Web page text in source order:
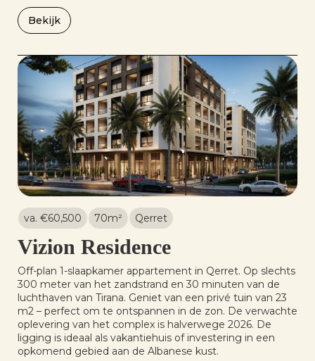
Bekijk
va. €60,500 70m² Qerret
Vizion Residence
Off-plan 1-slaapkamer appartement in Qerret. Op slechts
300 meter van het zandstrand en 30 minuten van de
luchthaven van Tirana. Geniet van een privé tuin van 23
m2 – perfect om te ontspannen in de zon. De verwachte
oplevering van het complex is halverwege 2026. De
ligging is ideaal als vakantiehuis of investering in een
opkomend gebied aan de Albanese kust.